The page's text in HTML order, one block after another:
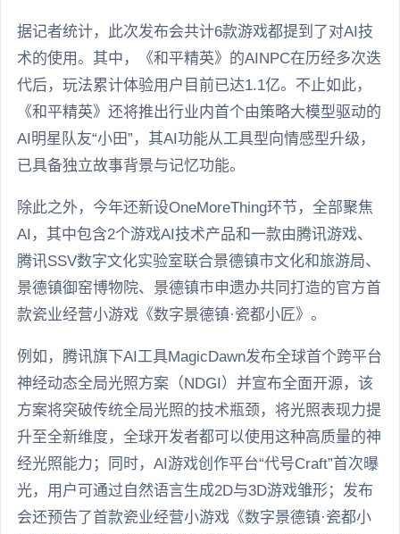
据记者统计，此次发布会共计6款游戏都提到了对AI技
术的使用。其中，《和平精英》的AINPC在历经多次迭
代后，玩法累计体验用户目前已达1.1亿。不止如此，
《和平精英》还将推出行业内首个由策略大模型驱动的
AI明星队友“小田”，其AI功能从工具型向情感型升级，
已具备独立故事背景与记忆功能。
除此之外，今年还新设OneMoreThing环节，全部聚焦
AI，其中包含2个游戏AI技术产品和一款由腾讯游戏、
腾讯SSV数字文化实验室联合景德镇市文化和旅游局、
景德镇御窑博物院、景德镇市申遗办共同打造的官方首
款瓷业经营小游戏《数字景德镇·瓷都小匠》。
例如，腾讯旗下AI工具MagicDawn发布全球首个跨平台
神经动态全局光照方案（NDGI）并宣布全面开源，该
方案将突破传统全局光照的技术瓶颈，将光照表现力提
升至全新维度，全球开发者都可以使用这种高质量的神
经光照能力；同时，AI游戏创作平台“代号Craft”首次曝
光，用户可通过自然语言生成2D与3D游戏雏形；发布
会还预告了首款瓷业经营小游戏《数字景德镇·瓷都小